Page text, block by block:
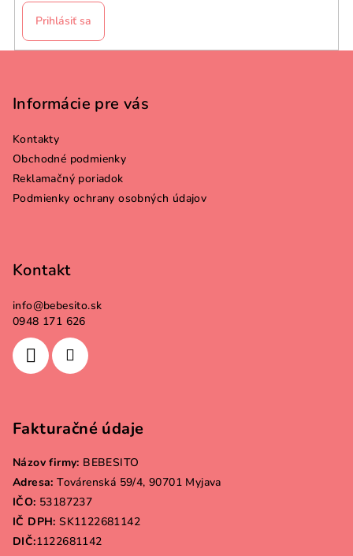
Prihlásiť sa
Informácie pre vás
Kontakty
Obchodné podmienky
Reklamačný poriadok
Podmienky ochrany osobných údajov
Kontakt
info@bebesito.sk
0948 171 626
Fakturačné údaje
Názov firmy: BEBESITO
Adresa: Továrenská 59/4, 90701 Myjava
IČO: 53187237
IČ DPH: SK1122681142
DIČ:1122681142